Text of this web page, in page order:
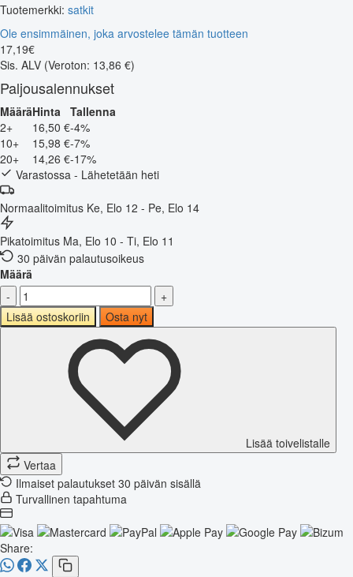
Tuotemerkki: satkit
Ole ensimmäinen, joka arvostelee tämän tuotteen
17,19€
Sis. ALV (Veroton: 13,86 €)
Paljousalennukset
MääräHinta
Tallenna
2+
16,50 €-4%
10+
15,98 €-7%
20+
14,26 €-17%
Varastossa - Lähetetään heti
Normaalitoimitus Ke, Elo 12 - Pe, Elo 14
Pikatoimitus Ma, Elo 10 - Ti, Elo 11
30 päivän palautusoikeus
Määrä
-
+
Lisää ostoskoriin
Osta nyt
Lisää toivelistalle
Vertaa
Ilmaiset palautukset 30 päivän sisällä
Turvallinen tapahtuma
Share: